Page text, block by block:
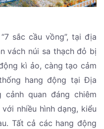
sắc cầu vồng”, tại địa
vách núi sa thạch đỏ bị
kì ảo, càng tạo cảm
hang động tại Địa
quan đáng chiêm
nhiều hình dạng, kiểu
Tất cả các hang động